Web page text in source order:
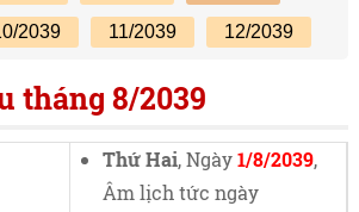
2039 11/2039 12/2039
tháng 8/2039
Thứ Hai, Ngày1/8/2039,
Âm lịch tức ngày